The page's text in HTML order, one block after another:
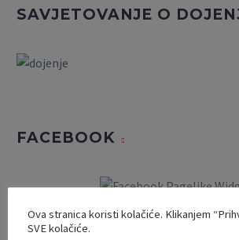
SAVJETOVANJE O
FACEBOOK
Ova stranica koristi kolačiće. Klikanjem
SVE kolačiće.